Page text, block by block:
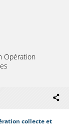
Opération
collecte et